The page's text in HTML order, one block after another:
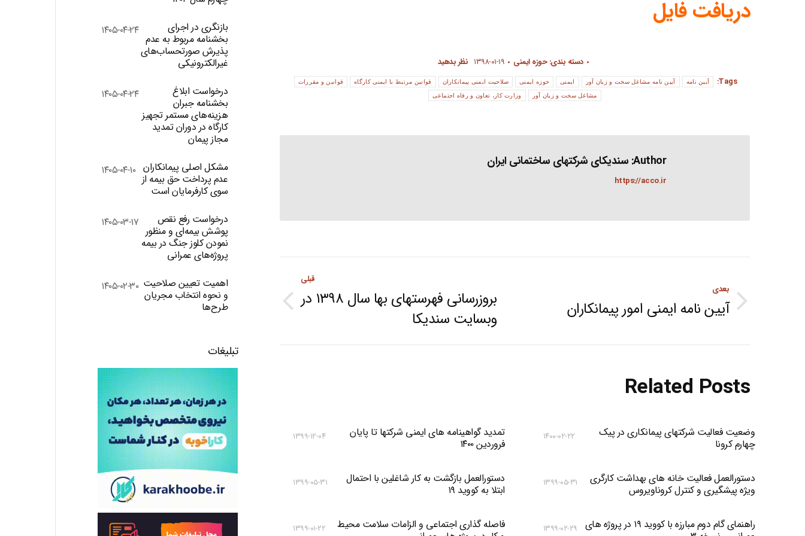
دریافت فایل
دسته بندی:حوزه ایمنی ۱۳۹۸-۰۱-۱۹ نظر بدهید
Tags:
آیین نامه آیین نامه مشاغل سخت و زیان آور ایمنی حوزه ایمنی صلاحیت ایمنی پیمانکاران قوانین مرتبط با ایمنی کارگاه قوانین و مقررات
مشاغل سخت و زیان آور وزارت کار، تعاون و رفاه اجتماعی
Author: سندیکای شرکتهای ساختمانی ایران
https://acco.ir
navigation
قبلی
Previousبروزرسانی فهرستهای بها سال ۱۳۹۸ در
وبسایت سندیکا
بعدی
Next
آیین نامه ایمنی امور پیمانکاران
Related Posts
وضعیت فعالیت شرکتهای پیمانکاری در پیک
چهارم کرونا
۱۴۰۰-۰۲-۲۲
تمدید گواهینامه های ایمنی شرکتها تا پایان
فروردین ۱۴۰۰
۱۳۹۹-۱۲-۰۴
دستورالعمل فعالیت خانه های بهداشت کارگری
ویژه پیشگیری و کنترل کروناویروس
۱۳۹۹-۰۵-۳۱
دستورالعمل بازگشت به کار شاغلین با احتمال
ابتلا به کووید ۱۹
۱۳۹۹-۰۵-۳۱
راهنمای گام دوم مبارزه با کووید ۱۹ در پروژه های
۱۳۹۹-۰۲-۲۹
فاصله گذاری اجتماعی و الزامات سلامت محیط
۱۳۹۹-۰۱-۲۲
بازنگری در اجرای
بخشنامه مربوط به عدم
پذیرش صورتحساب‌های
غیرالکترونیکی
۱۴۰۵-۰۴-۲۴
درخواست ابلاغ
بخشنامه جبران
هزینه‌های مستمر تجهیز
کارگاه در دوران تمدید
مجاز پیمان
۱۴۰۵-۰۴-۲۴
مشکل اصلی پیمانکاران
عدم پرداخت حق بیمه از
سوی کارفرمایان است
۱۴۰۵-۰۴-۱۰
درخواست رفع نقص
پوشش بیمه‌ای و منظور
نمودن کلوز جنگ در بیمه
پروژه‌های عمرانی
۱۴۰۵-۰۳-۱۷
اهمیت تعیین صلاحیت
و نحوه انتخاب مجریان
طرح‌ها
۱۴۰۵-۰۲-۳۰
تبلیغات